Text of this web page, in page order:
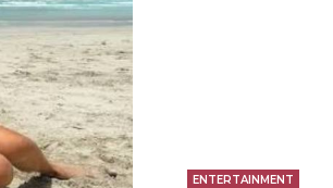
ENTERTAINMENT